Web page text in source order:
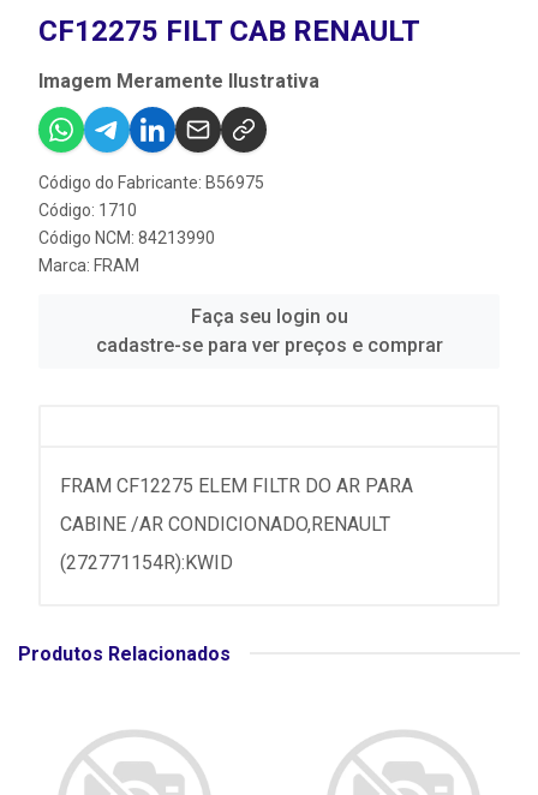
CF12275 FILT CAB RENAULT
Imagem Meramente Ilustrativa
Código do Fabricante: B56975
Código: 1710
Código NCM: 84213990
Marca: FRAM
Faça seu login ou
cadastre-se para ver preços e comprar
FRAM CF12275 ELEM FILTR DO AR PARA
CABINE /AR CONDICIONADO,RENAULT
(272771154R):KWID
Produtos Relacionados